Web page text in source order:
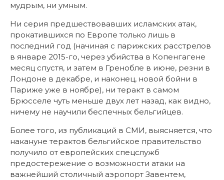
мудрым, ни умным.
Ни серия предшествовавших исламских атак,
прокатившихся по Европе только лишь в
последний год (начиная с парижских расстрелов
в январе 2015-го, через убийства в Копенгагене
месяц спустя, и затем в Гренобле в июне, резни в
Лондоне в декабре, и наконец, новой бойни в
Париже уже в ноябре), ни теракт в самом
Брюсселе чуть меньше двух лет назад, как видно,
ничему не научили беспечных бельгийцев.
Более того, из публикаций в СМИ, выясняется, что
накануне терактов бельгийское правительство
получило от европейских спецслужб
предостережение о возможности атаки на
важнейший столичный аэропорт Завентем,